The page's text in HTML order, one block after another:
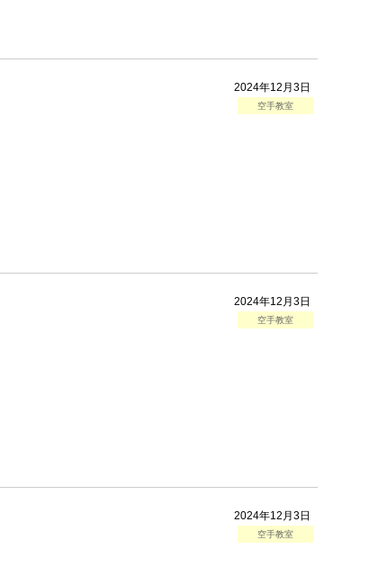
2024年12月3日
空手教室
2024年12月3日
空手教室
2024年12月3日
空手教室